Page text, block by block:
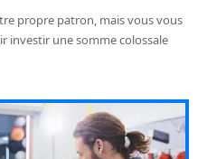
propre patron, mais vous vous
investir une somme colossale